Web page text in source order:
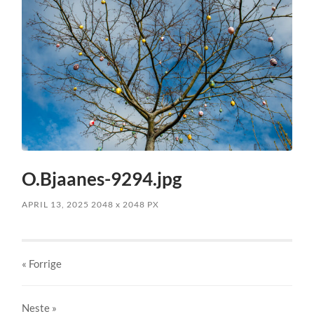
O.Bjaanes-9294.jpg
APRIL 13, 2025 2048x 2048 PX
« Forrige
Neste »